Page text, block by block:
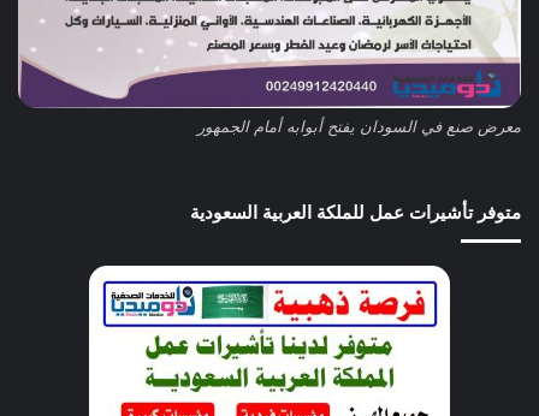
معرض صنع في السودان يفتح أبوابه أمام الجمهور
متوفر تأشيرات عمل للملكة العربية السعودية